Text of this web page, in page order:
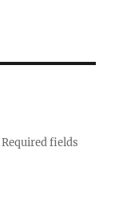
Required fields